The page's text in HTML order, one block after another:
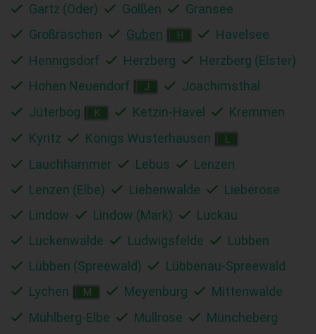
Gartz (Oder)
Golßen
Gransee
Großräschen
Guben H
Havelsee
Hennigsdorf
Herzberg
Herzberg (Elster)
Hohen Neuendorf
J
Joachimsthal
Jüterbog
K Ketzin-Havel
Kremmen
Kyritz
Königs Wusterhausen
Lauchhammer Lebus
Lenzen
Lenzen (Elbe)
Liebenwalde
Lieberose
Lindow
Lindow (Mark)
Luckau
Luckenwalde
Ludwigsfelde
Lübben
Lübben (Spreewald)
Lübbenau-Spreewald
Lychen
M Meyenburg
Mittenwalde
Mühlberg-Elbe
Müllrose
Müncheberg